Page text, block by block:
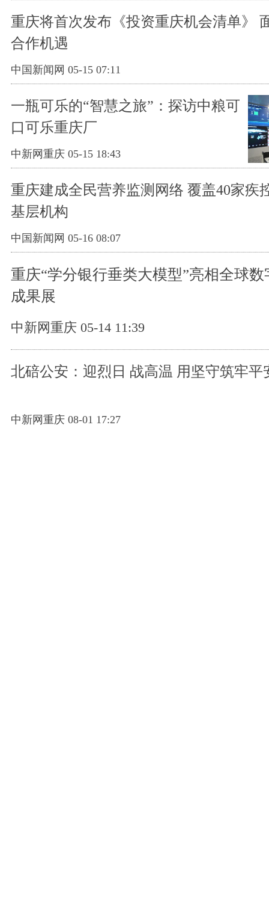
重庆将首次发布《投资重庆机会清单》
合作机遇
中国新闻网 05-15 07:11
一瓶可乐的“智慧之旅”：探访中粮可
口可乐重庆厂
中新网重庆 05-15 18:43
重庆建成全民营养监测网络 覆盖40家疾
基层机构
中国新闻网 05-16 08:07
重庆“学分银行垂类大模型”亮相全球
成果展
中新网重庆 05-14 11:39
北碚公安：迎烈日 战高温 用坚守筑牢平
中新网重庆 08-01 17:27